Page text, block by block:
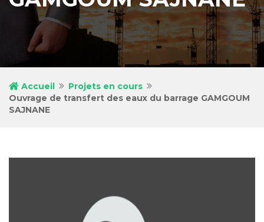
Accueil
Projets en cours
Ouvrage de transfert des eaux du barrage GAMGOUM
SAJNANE